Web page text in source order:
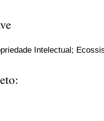
Intelectual;